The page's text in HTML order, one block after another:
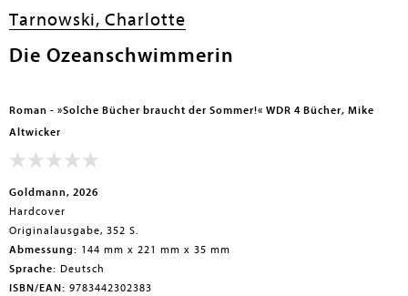
Tarnowski, Charlotte
Die Ozeanschwimmerin
Roman - »Solche Bücher braucht der Sommer!« WDR 4 Bücher, Mike
Altwicker
Goldmann, 2026
Hardcover
Originalausgabe, 352 S.
Abmessung: 144 mm x 221 mm x 35 mm
Sprache: Deutsch
ISBN/EAN: 9783442302383